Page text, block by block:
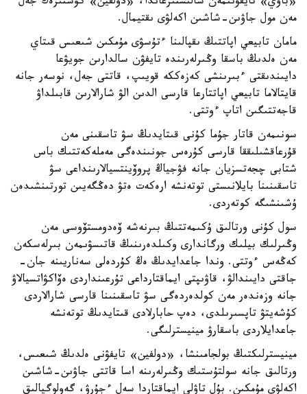
مەن مول جاۋىن-شاشىن اكەلۋى ىقتيمال.
مامان تابيعي اپاتتىڭ ىقپالىنا ءتۇسۋى مۇمكىن شىعىس قىتاي
مەن ەلدىڭ باسقا وڭىرلەرىندە تايفۋن سالدارىن جويۋعا
دايىندىقتى ءبىرىنشى كەزەككە قويىپ، قاتتى جەل، نوسەر جانە
قايتالاما تابيعي اپاتتارعا قارسى الدىن الۋ شارالارىن قابىلداۋ
قاجەتتىگىن اتاپ ءوتتى.
سونىمەن قاتار جۇما كۇنى قىتايدىڭ سۋ تاسقىنى مەن
قۇرعاقشىلىققا قارسى كۇرەس جونىندەگى مەملەكەتتىك باس
شتابى چجەتسزيان جانە فۋجياڭ پروۆينتسيالارىنداعى سۋ
تاسقىنىنا بايلانىستى توتەنشە ارەكەت ەتۋ دەڭگەيىن تورتىنشىدەن
ۇشىنشىگە كوتەردى.
سول كۇنى ورتالىق ۇكىمەتتىڭ بىرنەشە ۆەدومستۆوسى مەن
وڭىرلىك بيلىك ورگاندارى وكىلدەرىنىڭ قاتىسۋىمەن بىرلەسكەن
كەڭەس ءوتتى. وندا جاعدايدىڭ ەڭ كۇردەلى سەناريىنە جان-
جاقتى دايىندالۋ، قاۋىپتى ايماقتارداعى تۇرعىنداردى ەۆاكۋاتسيالاۋ
جانە وزەندەر مەن كولدەردەگى سۋ تاسقىنىنا قارسى شارالاردى
كۇشەيتۋ تاپسىرىلدى، دەپ حابارلادى قىتايدىڭ توتەنشە
جاعدايلاردى باسقارۋ مينيسترلىگى.
مينيسترلىكتىڭ بولجامىنشا، «دولفين» تايفۋنى ەلدىڭ شىعىس،
ورتالىق جانە سولتۇستىك وڭىرلەرىنە اسا قاتتى جاۋىن-شاشىن
اكەلۋى مۇمكىن. بۇل تاۋلى ايماقتاردا سەل ءجۇرۋ، گەولوگيالىق